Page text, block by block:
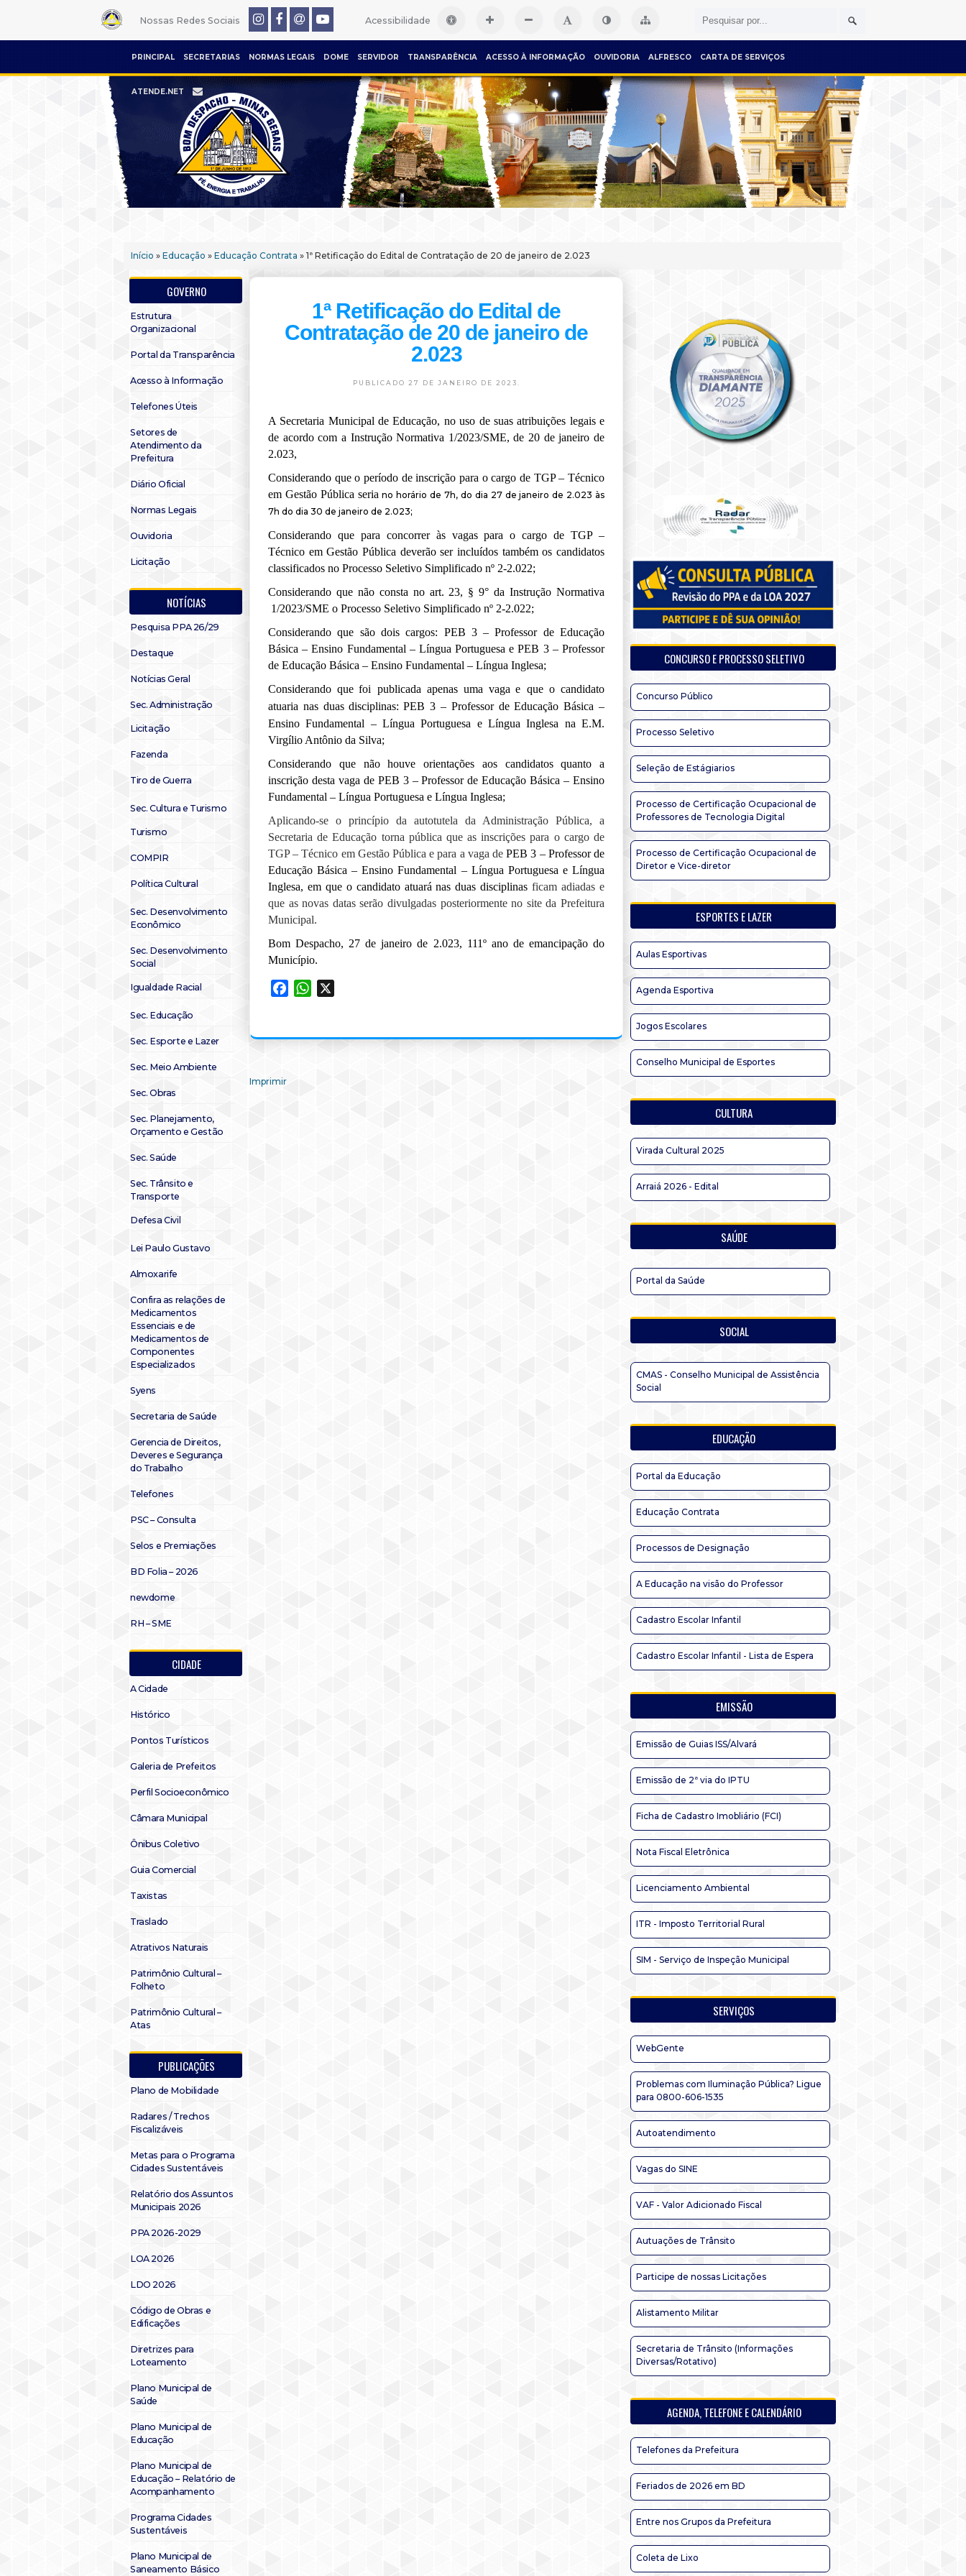
Nossas Redes Sociais Acessibilidade
PRINCIPAL SECRETARIAS NORMAS LEGAIS DOME SERVIDOR TRANSPARÊNCIA ACESSO À INFORMAÇÃO OUVIDORIA ALFRESCO CARTA DE SERVIÇOS
ATENDE.NET
Início » Educação » Educação Contrata » 1ª Retificação do Edital de Contratação de 20 de janeiro de 2.023
GOVERNO
Estrutura
Organizacional
Portal da Transparência
Acesso à Informação
Telefones Úteis
Setores de
Atendimento da
Prefeitura
Diário Oficial
Normas Legais
Ouvidoria
Licitação
NOTÍCIAS
Pesquisa PPA 26/29
Destaque
Notícias Geral
Sec. Administração
Licitação
Fazenda
Tiro de Guerra
Sec. Cultura e Turismo
Turismo
COMPIR
Política Cultural
Sec. Desenvolvimento
Econômico
Sec. Desenvolvimento
Social
Igualdade Racial
Sec. Educação
Sec. Esporte e Lazer
Sec. Meio Ambiente
Sec. Obras
Sec. Planejamento,
Orçamento e Gestão
Sec. Saúde
Sec. Trânsito e
Transporte
Defesa Civil
Lei Paulo Gustavo
Almoxarife
Confira as relações de
Medicamentos
Essenciais e de
Medicamentos de
Componentes
Especializados
Syens
Secretaria de Saúde
Gerencia de Direitos,
Deveres e Segurança
do Trabalho
Telefones
PSC – Consulta
Selos e Premiações
BD Folia – 2026
newdome
RH – SME
CIDADE
A Cidade
Histórico
Pontos Turísticos
Galeria de Prefeitos
Perfil Socioeconômico
Câmara Municipal
Ônibus Coletivo
Guia Comercial
Taxistas
Traslado
Atrativos Naturais
Patrimônio Cultural –
Folheto
Patrimônio Cultural –
Atas
PUBLICAÇÕES
Plano de Mobilidade
Radares / Trechos
Fiscalizáveis
Metas para o Programa
Cidades Sustentáveis
Relatório dos Assuntos
Municipais 2026
PPA 2026-2029
LOA 2026
LDO 2026
Código de Obras e
Edificações
Diretrizes para
Loteamento
Plano Municipal de
Saúde
Plano Municipal de
Educação
Plano Municipal de
Educação – Relatório de
Acompanhamento
Programa Cidades
Sustentáveis
Plano Municipal de
Saneamento Básico
1ª Retificação do Edital de
Contratação de 20 de janeiro de
2.023
PUBLICADO 27 DE JANEIRO DE 2023.
A Secretaria Municipal de Educação, no uso de suas atribuições legais e
de acordo com a Instrução Normativa 1/2023/SME, de 20 de janeiro de
2.023,
Considerando queo período de inscrição para o cargo de TGP – Técnico
em Gestão Pública seriano horário de 7h, do dia 27 de janeiro de 2.023 às
7h do dia 30 de janeiro de 2.023;
Considerando que para concorrer às vagas para o cargo de TGP –
Técnico em Gestão Pública deverãoserincluídos também os candidatos
classificados no Processo Seletivo Simplificado nº 2-2.022;
Considerando que não consta no art. 23, § 9° daInstrução Normativa
1/2023/SME o Processo Seletivo Simplificado nº 2-2.022;
Considerando que são dois cargos: PEB 3 – Professor de Educação
Básica – Ensino Fundamental – Língua Portuguesa e PEB 3 – Professor
de Educação Básica – Ensino Fundamental – Língua Inglesa;
Considerandoque foi publicada apenas uma vaga e que o candidato
atuaria nas duas disciplinas: PEB 3 – Professor de Educação Básica –
Ensino Fundamental – Língua Portuguesa e Língua Inglesa na E.M.
Virgílio Antônio da Silva;
Considerando que não houve orientações aos candidatos quanto a
inscrição desta vaga de PEB 3 – Professor de Educação Básica – Ensino
Fundamental – Língua Portuguesa e Língua Inglesa;
Aplicando-se o princípio da autotutela da Administração Pública, a
Secretaria de Educação torna pública que as inscrições para o cargo de
TGP – Técnico em Gestão Pública e para a vaga dePEB 3 – Professor de
Educação Básica – Ensino Fundamental – Língua Portuguesa e Língua
Inglesa, em que o candidato atuará nas duas disciplinasficam adiadas e
que as novas datas serão divulgadas posteriormente no site da Prefeitura
Municipal.
Bom Despacho, 27 dejaneiro de 2.023, 111º ano de emancipação do
Município.
FacebookWhatsApp
Imprimir
CONCURSO E PROCESSO SELETIVO
Concurso Público
Processo Seletivo
Seleção de Estágiarios
Processo de Certificação Ocupacional de
Professores de Tecnologia Digital
Processo de Certificação Ocupacional de
Diretor e Vice-diretor
ESPORTES E LAZER
Aulas Esportivas
Agenda Esportiva
Jogos Escolares
Conselho Municipal de Esportes
CULTURA
Virada Cultural 2025
Arraiá 2026 - Edital
SAÚDE
Portal da Saúde
SOCIAL
CMAS - Conselho Municipal de Assistência
Social
EDUCAÇÃO
Portal da Educação
Educação Contrata
Processos de Designação
A Educação na visão do Professor
Cadastro Escolar Infantil
Cadastro Escolar Infantil - Lista de Espera
EMISSÃO
Emissão de Guias ISS/Alvará
Emissão de 2ª via do IPTU
Ficha de Cadastro Imobliário (FCI)
Nota Fiscal Eletrônica
Licenciamento Ambiental
ITR - Imposto Territorial Rural
SIM - Serviço de Inspeção Municipal
SERVIÇOS
WebGente
Problemas com Iluminação Pública? Ligue
para 0800-606-1535
Autoatendimento
Vagas do SINE
VAF - Valor Adicionado Fiscal
Autuações de Trânsito
Participe de nossas Licitações
Alistamento Militar
Secretaria de Trânsito (Informações
Diversas/Rotativo)
AGENDA, TELEFONE E CALENDÁRIO
Telefones da Prefeitura
Feriados de 2026 em BD
Entre nos Grupos da Prefeitura
Coleta de Lixo